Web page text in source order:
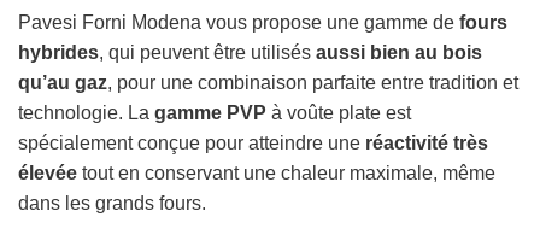
Pavesi Forni Modena vous propose une gamme de fours
hybrides, qui peuvent être utilisés aussi bien au bois
qu’au gaz, pour une combinaison parfaite entre tradition et
technologie. La gamme PVP à voûte plate est
spécialement conçue pour atteindre une réactivité très
élevée tout en conservant une chaleur maximale, même
dans les grands fours.